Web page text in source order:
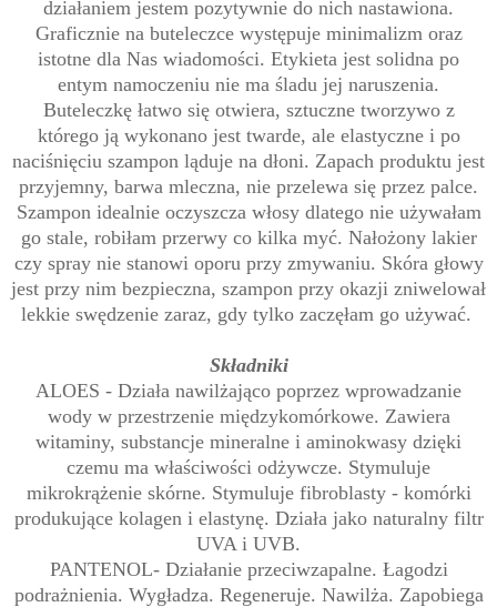
działaniem jestem pozytywnie do nich nastawiona.
Graficznie na buteleczce występuje minimalizm oraz
istotne dla Nas wiadomości. Etykieta jest solidna po
entym namoczeniu nie ma śladu jej naruszenia.
Buteleczkę łatwo się otwiera, sztuczne tworzywo z
którego ją wykonano jest twarde, ale elastyczne i po
naciśnięciu szampon ląduje na dłoni. Zapach produktu jest
przyjemny, barwa mleczna, nie przelewa się przez palce.
Szampon idealnie oczyszcza włosy dlatego nie używałam
go stale, robiłam przerwy co kilka myć. Nałożony lakier
czy spray nie stanowi oporu przy zmywaniu. Skóra głowy
jest przy nim bezpieczna, szampon przy okazji zniwelował
lekkie swędzenie zaraz, gdy tylko zaczęłam go używać.
Składniki
ALOES - Działa nawilżająco poprzez wprowadzanie
wody w przestrzenie międzykomórkowe. Zawiera
witaminy, substancje mineralne i aminokwasy dzięki
czemu ma właściwości odżywcze. Stymuluje
mikrokrążenie skórne. Stymuluje fibroblasty - komórki
produkujące kolagen i elastynę. Działa jako naturalny filtr
UVA i UVB.
PANTENOL- Działanie przeciwzapalne. Łagodzi
podrażnienia. Wygładza. Regeneruje. Nawilża. Zapobiega